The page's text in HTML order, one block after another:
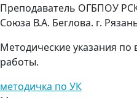
Преподаватель ОГБПОУ
Союза В.А. Беглова. г.
Методические указания
работы.
методичка по УК